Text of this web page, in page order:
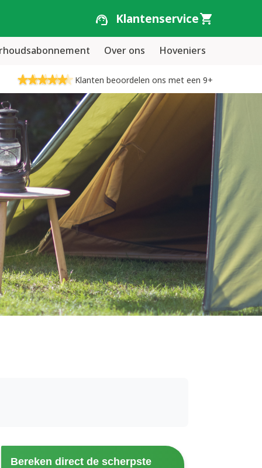
Klantenservice
Over ons Hoveniers
Klanten beoordelen ons met een 9+
Bereken direct de scherpste